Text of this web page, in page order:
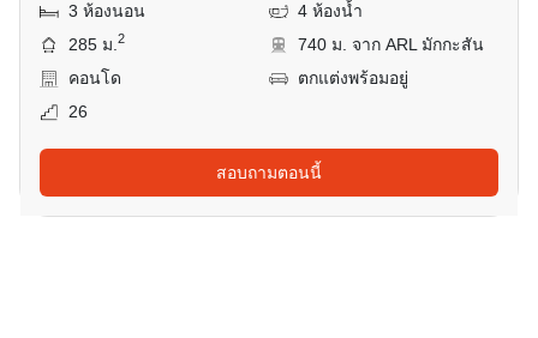
3 ห้องนอน
4 ห้องน้ำ
285 ม.2
740 ม. จาก ARL มักกะสัน
คอนโด
ตกแต่งพร้อมอยู่
26
สอบถามตอนนี้